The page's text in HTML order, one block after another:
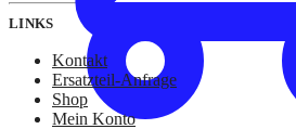
LINKS
Kontakt
Ersatzteil-Anfrage
Shop
Mein Konto